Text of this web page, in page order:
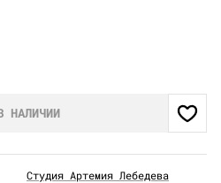
НАЛИЧИИ
Студия Артемия Лебедева